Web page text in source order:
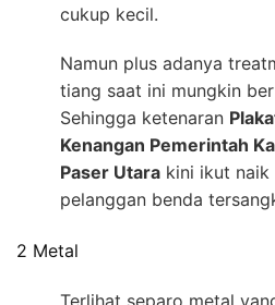
cukup kecil.
Namun plus adanya
tiang saat ini mungkin
Sehingga ketenaran
Kenangan Pemerintah
Paser Utara kini ikut
pelanggan benda
2 Metal
Terlihat separo metal